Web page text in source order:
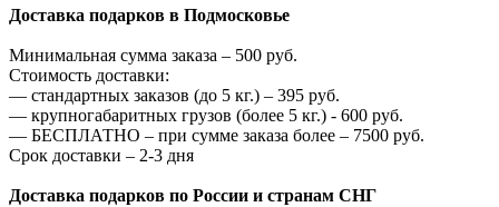
Доставка подарков в Подмосковье
Минимальная сумма заказа – 500 руб.
Стоимость доставки:
— стандартных заказов (до 5 кг.) – 395 руб.
— крупногабаритных грузов (более 5 кг.) - 600 руб.
— БЕСПЛАТНО – при сумме заказа более – 7500 руб.
Срок доставки – 2-3 дня
Доставка подарков по России и странам СНГ